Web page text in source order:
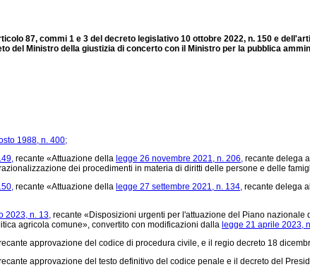
87, commi 1 e 3 del decreto legislativo 10 ottobre 2022, n. 150 e
del Ministro della giustizia di concerto con il Ministro per la pubblica
1988, n. 400;
recante «Attuazione della legge 26 novembre 2021, n. 206, recante delega
dei procedimenti in materia di diritti delle persone e delle
recante «Attuazione della legge 27 settembre 2021, n. 134, recante delega
2023, n. 13, recante «Disposizioni urgenti per l'attuazione del Piano
agricola comune», convertito con modificazioni dalla legge 21 aprile 2023,
approvazione del codice di procedura civile, e il regio decreto 18
approvazione del testo definitivo del codice penale e il decreto del